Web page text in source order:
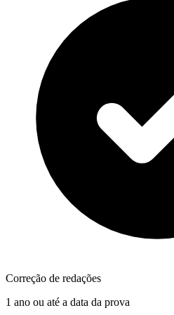
Correção de redações
1 ano ou até a data da prova